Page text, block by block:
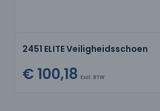
2451 ELITE Veiligheidsschoen
€ 100,18 Excl. BTW